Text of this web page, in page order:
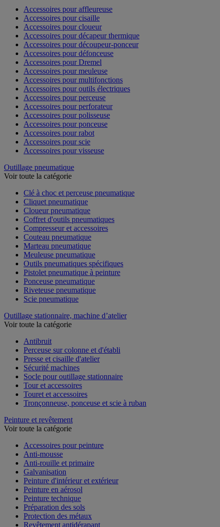
Accessoires pour affleureuse
Accessoires pour cisaille
Accessoires pour cloueur
Accessoires pour décapeur thermique
Accessoires pour découpeur-ponceur
Accessoires pour défonceuse
Accessoires pour Dremel
Accessoires pour meuleuse
Accessoires pour multifonctions
Accessoires pour outils électriques
Accessoires pour perceuse
Accessoires pour perforateur
Accessoires pour polisseuse
Accessoires pour ponceuse
Accessoires pour rabot
Accessoires pour scie
Accessoires pour visseuse
Outillage pneumatique
Voir toute la catégorie
Clé à choc et perceuse pneumatique
Cliquet pneumatique
Cloueur pneumatique
Coffret d'outils pneumatiques
Compresseur et accessoires
Couteau pneumatique
Marteau pneumatique
Meuleuse pneumatique
Outils pneumatiques spécifiques
Pistolet pneumatique à peinture
Ponceuse pneumatique
Riveteuse pneumatique
Scie pneumatique
Outillage stationnaire, machine d’atelier
Voir toute la catégorie
Antibruit
Perceuse sur colonne et d'établi
Presse et cisaille d'atelier
Sécurité machines
Socle pour outillage stationnaire
Tour et accessoires
Touret et accessoires
Tronçonneuse, ponceuse et scie à ruban
Peinture et revêtement
Voir toute la catégorie
Accessoires pour peinture
Anti-mousse
Anti-rouille et primaire
Galvanisation
Peinture d'intérieur et extérieur
Peinture en aérosol
Peinture technique
Préparation des sols
Protection des métaux
Revêtement antidérapant